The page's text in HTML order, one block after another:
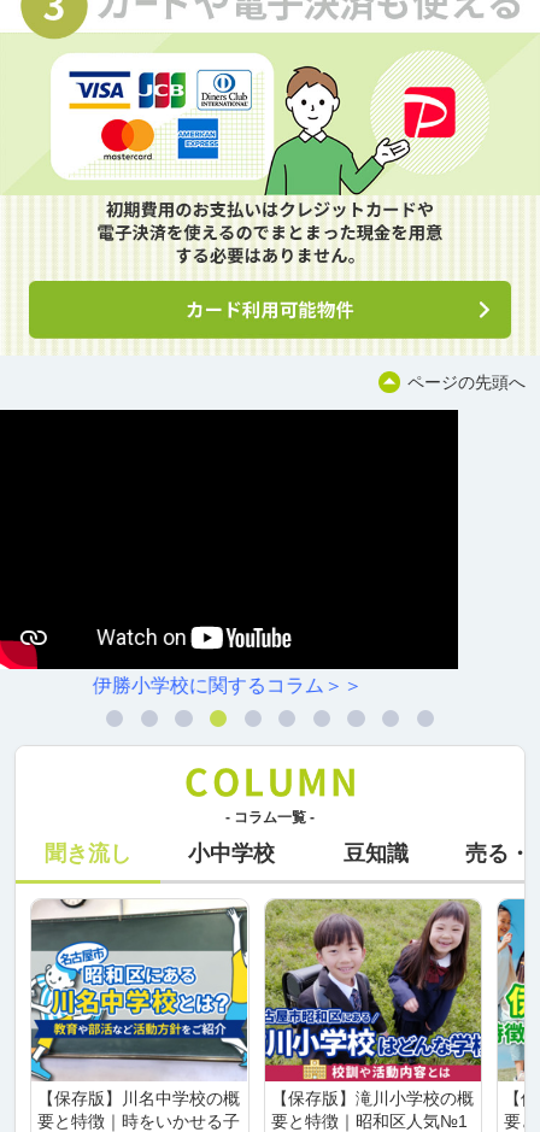
ページの先頭へ
川原小学校に関するコラム＞＞
- コラム一覧 -
聞き流し 小中学校 豆知識 売る・
【保存版】川名中学校の概
要と特徴｜時をいかせる子
【保存版】滝川小学校の概
要と特徴｜昭和区人気№1
【
要